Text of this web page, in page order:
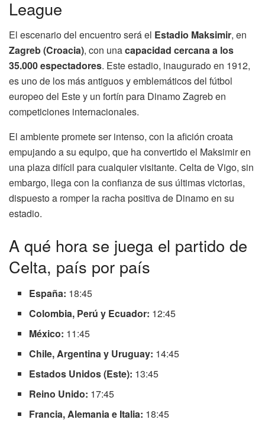
League
El escenario del encuentro será el Estadio Maksimir, en
Zagreb (Croacia), con unacapacidad cercana a los
35.000 espectadores. Este estadio, inaugurado en 1912,
es uno de los más antiguos y emblemáticos del fútbol
europeo del Este y un fortín para Dinamo Zagreb en
competiciones internacionales.
El ambiente promete ser intenso, con la afición croata
empujando a su equipo, que ha convertido el Maksimir en
una plaza difícil para cualquier visitante. Celta de Vigo, sin
embargo, llega con la confianza de sus últimas victorias,
dispuesto a romper la racha positiva de Dinamo en su
estadio.
A qué hora se juega el partido de
Celta, país por país
España: 18:45
Colombia, Perú y Ecuador: 12:45
México: 11:45
Chile, Argentina y Uruguay: 14:45
Estados Unidos (Este): 13:45
Reino Unido: 17:45
Francia, Alemania e Italia: 18:45